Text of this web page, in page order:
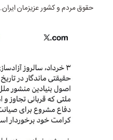
حقوق مردم و کشور عزیزمان ایران.